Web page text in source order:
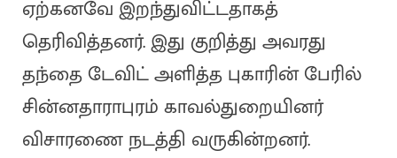
ஏற்கனவே இறந்துவிட்டதாகத்
தெரிவித்தனர். இது குறித்து அவரது
தந்தை டேவிட் அளித்த புகாரின் பேரில்
சின்னதாராபுரம் காவல்துறையினர்
விசாரணை நடத்தி வருகின்றனர்.